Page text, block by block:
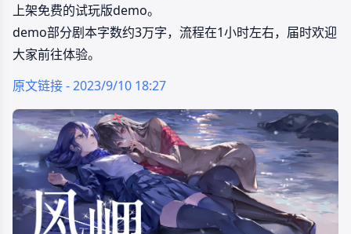
上架免费的试玩版demo。
demo部分剧本字数约3万字，流程在1小时左右，届时欢迎
大家前往体验。
原文链接 - 2023/9/10 18:27